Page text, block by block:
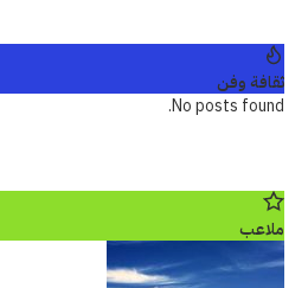
ثقافة وفن
No posts found.
ملاعب